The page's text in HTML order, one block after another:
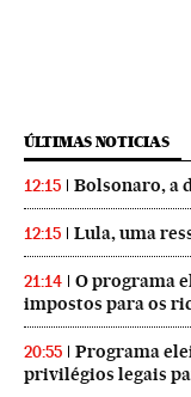
ÚLTIMAS NOTICIAS
12:15 Bolsonaro, a
12:15 Lula, uma
21:14
O programa
impostos para os
20:55
Programa
privilégios legais